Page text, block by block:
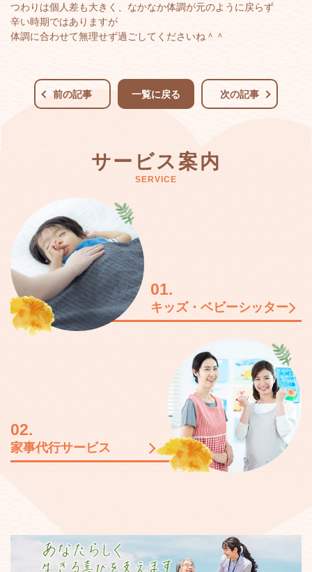
つわりは個人差も大きく、なかなか体調が元のように戻らず
辛い時期ではありますが
体調に合わせて無理せず過ごしてくださいね＾＾
前の記事 一覧に戻る 次の記事
サービス案内
SERVICE
01.
キッズ・ベビーシッター
02.
家事代行サービス